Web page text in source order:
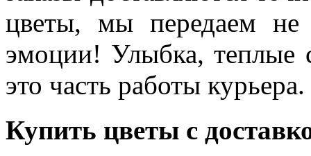
цветы, мы передаем не
эмоции! Улыбка, теплые
это часть работы курьера.
Купить цветы с